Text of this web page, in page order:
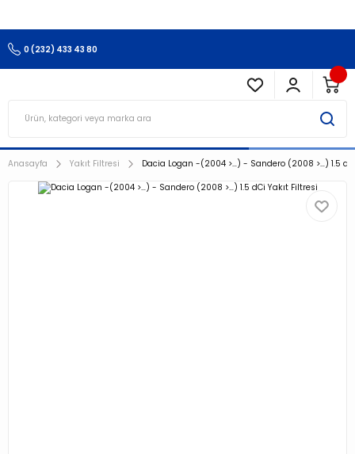
0 (232) 433 43 80
Anasayfa Yakıt Filtresi Dacia Logan -(2004 >…) - Sandero (2008 >…) 1.5